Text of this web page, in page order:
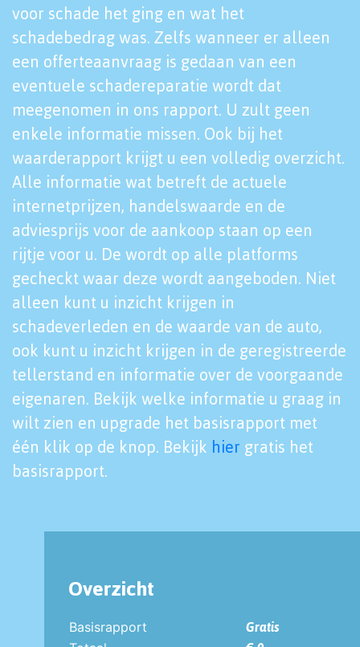
voor schade het ging en wat het
schadebedrag was. Zelfs wanneer er alleen
een offerteaanvraag is gedaan van een
eventuele schadereparatie wordt dat
meegenomen in ons rapport. U zult geen
enkele informatie missen. Ook bij het
waarderapport krijgt u een volledig overzicht.
Alle informatie wat betreft de actuele
internetprijzen, handelswaarde en de
adviesprijs voor de aankoop staan op een
rijtje voor u. De wordt op alle platforms
gecheckt waar deze wordt aangeboden. Niet
alleen kunt u inzicht krijgen in
schadeverleden en de waarde van de auto,
ook kunt u inzicht krijgen in de geregistreerde
tellerstand en informatie over de voorgaande
eigenaren. Bekijk welke informatie u graag in
wilt zien en upgrade het basisrapport met
één klik op de knop. Bekijk hier gratis het
basisrapport.
Overzicht
Basisrapport
Gratis